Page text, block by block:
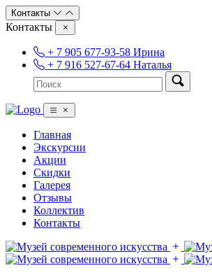
Контакты
Контакты
+ 7 905 677-93-58 Ирина
+ 7 916 527-67-64 Наталья
Главная
Экскурсии
Акции
Скидки
Галерея
Отзывы
Коллектив
Контакты